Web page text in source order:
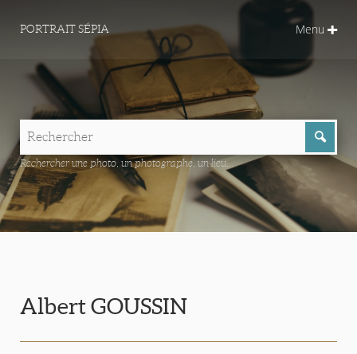
PORTRAIT SÉPIA Menu
Rechercher une photo, un photographe, un lieu...
Albert GOUSSIN